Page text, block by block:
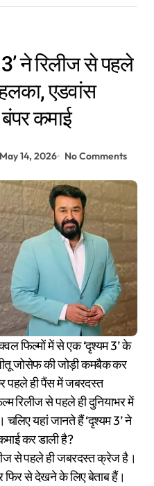
ने रिलीज से पहले
एडवांस
कमाई
May 14, 2026 No Comments
जोसेफ की जोड़ी कमबैक कर
पहले ही पैंस में जबरदस्त
रिलीज से पहले ही दुनियाभर में
यहां जानते हैं ‘दृश्यम 3’ ने
कर डाली है?
से पहले ही जबरदस्त क्रेज है।
फिर से देखने के लिए बेताब हैं।